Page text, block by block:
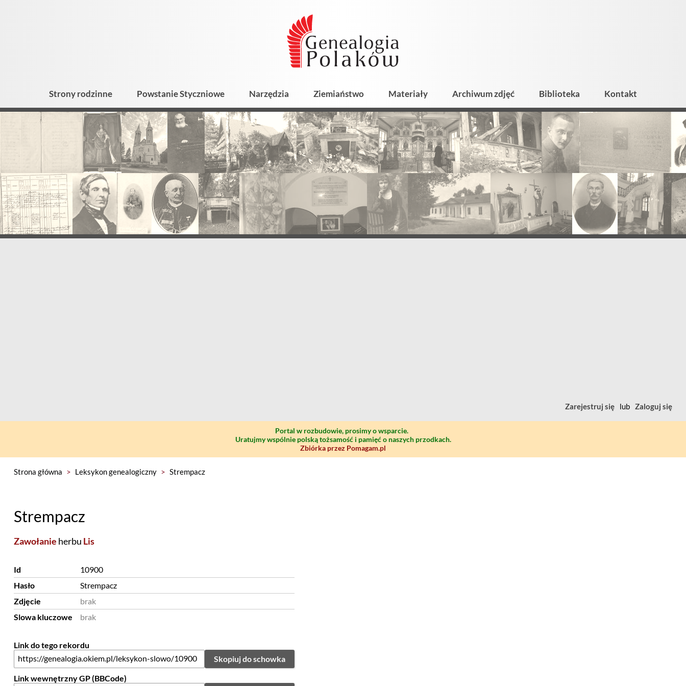
Strony rodzinne Powstanie Styczniowe Narzędzia Ziemiaństwo Materiały Archiwum zdjęć Biblioteka Kontakt
Zarejestruj się lub Zaloguj się
Portal w rozbudowie, prosimy o wsparcie.
Uratujmy wspólnie polską tożsamość i pamięć o naszych przodkach.
Zbiórka przez Pomagam.pl
Strona główna > Leksykon genealogiczny > Strempacz
Strempacz
Zawołanie herbu Lis
Id
10900
Hasło
Strempacz
Zdjęcie
brak
Slowa kluczowe
brak
Link do tego rekordu
Skopiuj do schowka
Link wewnętrzny GP (BBCode)